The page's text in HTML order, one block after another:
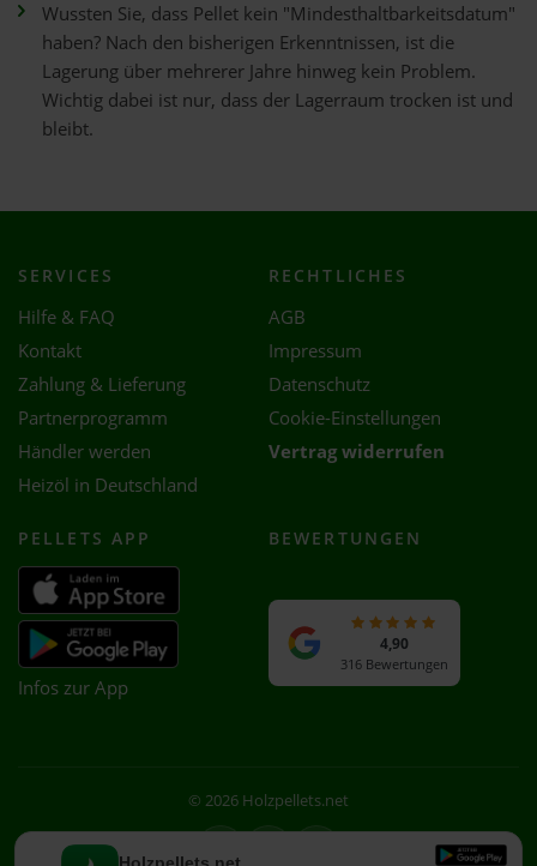
Wussten Sie, dass Pellet kein "Mindesthaltbarkeitsdatum"
haben? Nach den bisherigen Erkenntnissen, ist die
Lagerung über mehrerer Jahre hinweg kein Problem.
Wichtig dabei ist nur, dass der Lagerraum trocken ist und
bleibt.
Holzpellets.net
SERVICES
Hilfe & FAQ
Kontakt
Zahlung & Lieferung
Partnerprogramm
Händler werden
Heizöl in Deutschland
RECHTLICHES
AGB
Impressum
Datenschutz
Cookie-Einstellungen
Vertrag widerrufen
PELLETS APP
Infos zur App
BEWERTUNGEN
4,90
316 Bewertungen
© 2026 Holzpellets.net
Facebook